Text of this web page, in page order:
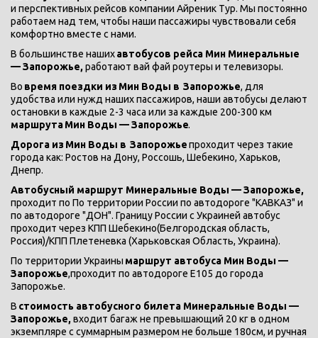
и перспективных рейсов компании Айреник Тур. Мы постоянно
работаем над тем, чтобы наши пассажиры чувствовали себя
комфортно вместе с нами.
В большинстве наших автобусов рейса Мин Минеральные
— Запорожье, работают вай фай роутеры и телевизоры.
Во время поездки из Мин Воды в Запорожье, для
удобства или нужд наших пассажиров, наши автобусы делают
маршрута Мин Воды — Запорожье.
Дорога из Мин Воды в Запорожье проходит через такие
города как: Ростов на Дону, Россошь, Шебекино, Харьков,
Днепр.
Автобусный маршрут Минеральные Воды — Запорожье,
проходит по По территории России по автодороге "КАВКАЗ" и
по автодороге "ДОН". Границу России с Украиней автобус
проходит через КПП Шебекино(Белгородская область,
Россия)/КПП Плетеневка (Харьковская Область, Украина).
По территории Украины маршрут автобуса Мин Воды —
Запорожье,проходит по автодороге Е105 до города
Запорожье.
В стоимость автобусного билета Минеральные Воды —
Запорожье, входит багаж не превышающий 20 кг в одном
экземпляре с суммарным размером не больше 180см, и ручная